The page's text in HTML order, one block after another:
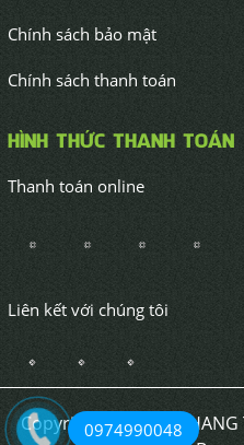
Chính sách bảo mật
Chính sách thanh toán
HÌNH THỨC THANH TOÁN
Thanh toán online
Liên kết với chúng tôi
Copyrights © 2020
0974990048